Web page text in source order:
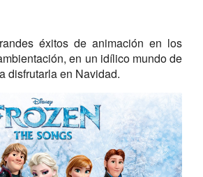
éxitos de animación en los
en un idílico mundo de
disfrutarla en Navidad.